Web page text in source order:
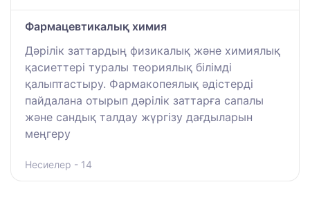
Фармацевтикалық химия
Дәрілік заттардың физикалық және химиялық
қасиеттері туралы теориялық білімді
қалыптастыру. Фармакопеялық әдістерді
пайдалана отырып дәрілік заттарға сапалы
және сандық талдау жүргізу дағдыларын
меңгеру
Несиелер - 14